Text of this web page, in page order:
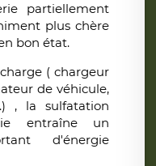
partiellement
plus chère
bon état.
( chargeur
de véhicule,
, la sulfatation
entraîne un
d'énergie